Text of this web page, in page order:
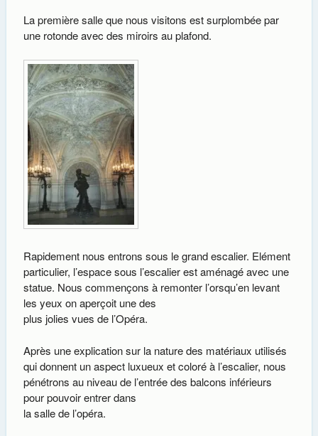
La première salle que nous visitons est surplombée par
une rotonde avec des miroirs au plafond.
Rapidement nous entrons sous le grand escalier. Elément
particulier, l’espace sous l’escalier est aménagé avec une
statue. Nous commençons à remonter l’orsqu’en levant
les yeux on aperçoit une des
plus jolies vues de l’Opéra.
Après une explication sur la nature des matériaux utilisés
qui donnent un aspect luxueux et coloré à l’escalier, nous
pénétrons au niveau de l’entrée des balcons inférieurs
pour pouvoir entrer dans
la salle de l’opéra.